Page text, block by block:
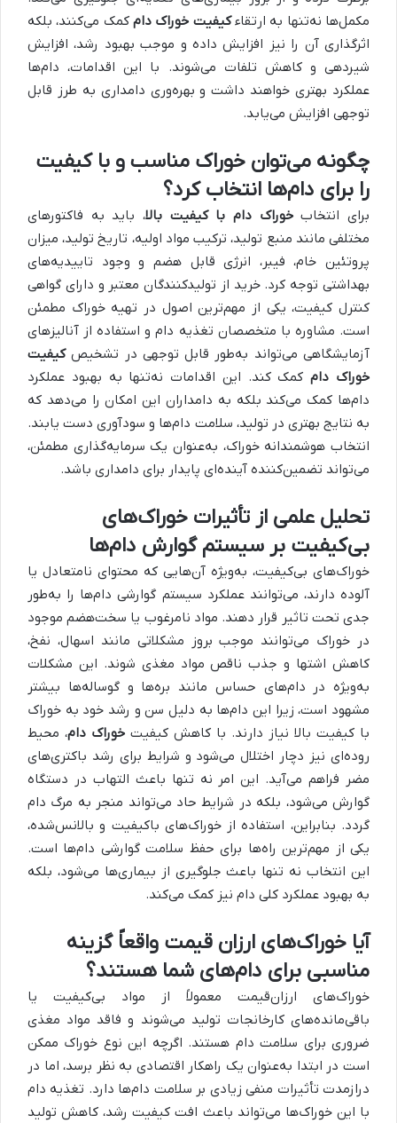
مکمل‌ها نه‌تنها به ارتقاءکیفیت خوراک دام کمک می‌کنند، بلکه
اثرگذاری آن را نیز افزایش داده و موجب بهبود رشد، افزایش
شیردهی و کاهش تلفات می‌شوند. با این اقدامات، دام‌ها
عملکرد بهتری خواهند داشت و بهره‌وری دامداری به طرز قابل
توجهی افزایش می‌یابد.
چگونه می‌توان خوراک مناسب و با کیفیت
را برای دام‌ها انتخاب کرد؟
برای انتخابخوراک دام با کیفیت بالا، باید به فاکتورهای
مختلفی مانند منبع تولید، ترکیب مواد اولیه، تاریخ تولید، میزان
پروتئین خام، فیبر، انرژی قابل هضم و وجود تاییدیه‌های
بهداشتی توجه کرد. خرید از تولیدکنندگان معتبر و دارای گواهی
کنترل کیفیت، یکی از مهم‌ترین اصول در تهیه خوراک مطمئن
است. مشاوره با متخصصان تغذیه دام و استفاده از آنالیزهای
آزمایشگاهی می‌تواند به‌طور قابل توجهی در تشخیصکیفیت
خوراک دامکمک کند. این اقدامات نه‌تنها به بهبود عملکرد
دام‌ها کمک می‌کند بلکه به دامداران این امکان را می‌دهد که
به نتایج بهتری در تولید، سلامت دام‌ها و سودآوری دست یابند.
انتخاب هوشمندانه خوراک، به‌عنوان یک سرمایه‌گذاری مطمئن،
می‌تواند تضمین‌کننده آینده‌ای پایدار برای دامداری باشد.
تحلیل علمی از تأثیرات خوراک‌های
بی‌کیفیت بر سیستم گوارش دام‌ها
خوراک‌های بی‌کیفیت، به‌ویژه آن‌هایی که محتوای نامتعادل یا
آلوده دارند، می‌توانند عملکرد سیستم گوارشی دام‌ها را به‌طور
جدی تحت تاثیر قرار دهند. مواد نامرغوب یا سخت‌هضم موجود
در خوراک می‌توانند موجب بروز مشکلاتی مانند اسهال، نفخ،
کاهش اشتها و جذب ناقص مواد مغذی شوند. این مشکلات
به‌ویژه در دام‌های حساس مانند بره‌ها و گوساله‌ها بیشتر
مشهود است، زیرا این دام‌ها به دلیل سن و رشد خود به خوراک
با کیفیت بالا نیاز دارند. با کاهش کیفیت خوراک دام، محیط
روده‌ای نیز دچار اختلال می‌شود و شرایط برای رشد باکتری‌های
مضر فراهم می‌آید. این امر نه تنها باعث التهاب در دستگاه
گوارش می‌شود، بلکه در شرایط حاد می‌تواند منجر به مرگ دام
گردد. بنابراین، استفاده از خوراک‌های باکیفیت و بالانس‌شده،
یکی از مهم‌ترین راه‌ها برای حفظ سلامت گوارشی دام‌ها است.
این انتخاب نه تنها باعث جلوگیری از بیماری‌ها می‌شود، بلکه
به بهبود عملکرد کلی دام نیز کمک می‌کند.
آیا خوراک‌های ارزان قیمت واقعاً گزینه
مناسبی برای دام‌های شما هستند؟
خوراک‌های ارزان‌قیمت معمولاً از مواد بی‌کیفیت یا
باقی‌مانده‌های کارخانجات تولید می‌شوند و فاقد مواد مغذی
ضروری برای سلامت دام هستند. اگرچه این نوع خوراک ممکن
است در ابتدا به‌عنوان یک راهکار اقتصادی به نظر برسد، اما در
درازمدت تأثیرات منفی زیادی بر سلامت دام‌ها دارد. تغذیه دام
با این خوراک‌ها می‌تواند باعث افت کیفیت رشد، کاهش تولید